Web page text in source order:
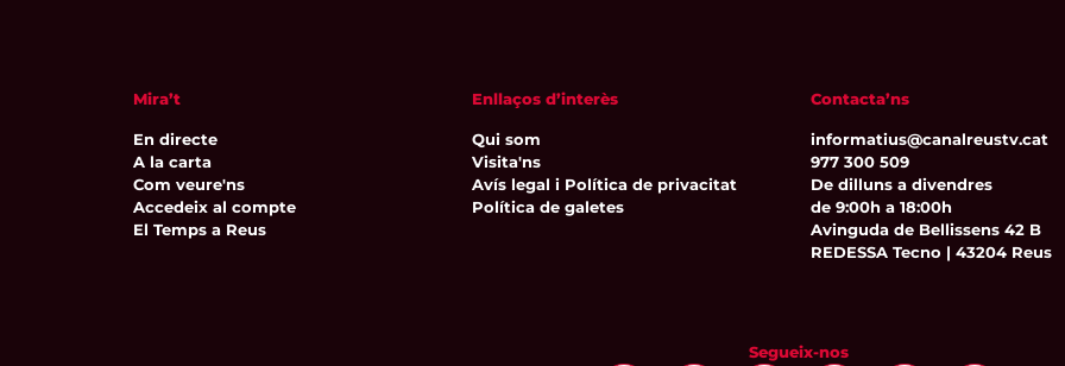
Mira’t
En directe
A la carta
Com veure'ns
Accedeix al compte
El Temps a Reus
Enllaços d’interès
Qui som
Visita'ns
Avís legal i Política de privacitat
Política de galetes
Contacta’ns
informatius@canalreustv.cat
977 300 509
De dilluns a divendres
de 9:00h a 18:00h
Avinguda de Bellissens 42 B
REDESSA Tecno | 43204 Reus
Segueix-nos